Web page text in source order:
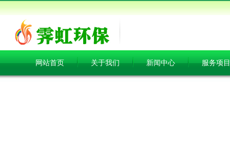
网站首页 关于我们 新闻中心 服务项目